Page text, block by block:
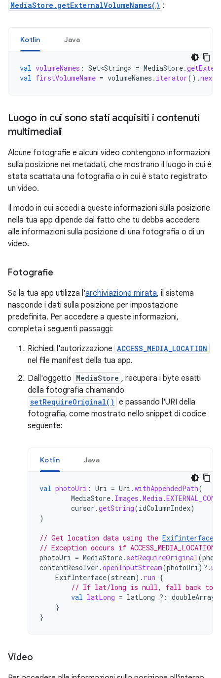
MediaStore.getExternalVolumeNames() :
Kotlin Java
val volumeNames : Set<String> = MediaStore.
val firstVolumeName = volumeNames . iterator().next
Luogo in cui sono stati acquisiti i contenuti
multimediali
Alcune fotografie e alcuni video contengono informazioni
sulla posizione nei metadati, che mostrano il luogo in cui è
stata scattata una fotografia o in cui è stato registrato
un video.
Il modo in cui accedi a queste informazioni sulla posizione
nella tua app dipende dal fatto che tu debba accedere
alle informazioni sulla posizione di una fotografia o di un
video.
Fotografie
Se la tua app utilizza l'archiviazione mirata, il sistema
nasconde i dati sulla posizione per impostazione
predefinita. Per accedere a queste informazioni,
completa i seguenti passaggi:
Richiedi l'autorizzazione ACCESS_MEDIA_LOCATION
nel file manifest della tua app.
Dall'oggetto MediaStore , recupera i byte esatti
della fotografia chiamando
setRequireOriginal() e passando l'URI della
fotografia, come mostrato nello snippet di codice
seguente:
Kotlin Java
val photoUri : Uri = Uri .withAppendedPath(
MediaStore. Images .Media.
cursor .getString(idColumnIndex)
)
// Get location data using the Exifinterface
// Exception occurs if
photoUri = MediaStore. setRequireOriginal(
contentResolver .openInputStream(photoUri) ?.
ExifInterface(stream). run {
// If lat/long is null, fall back to
val latLong = latLong ?:
}
}
Video